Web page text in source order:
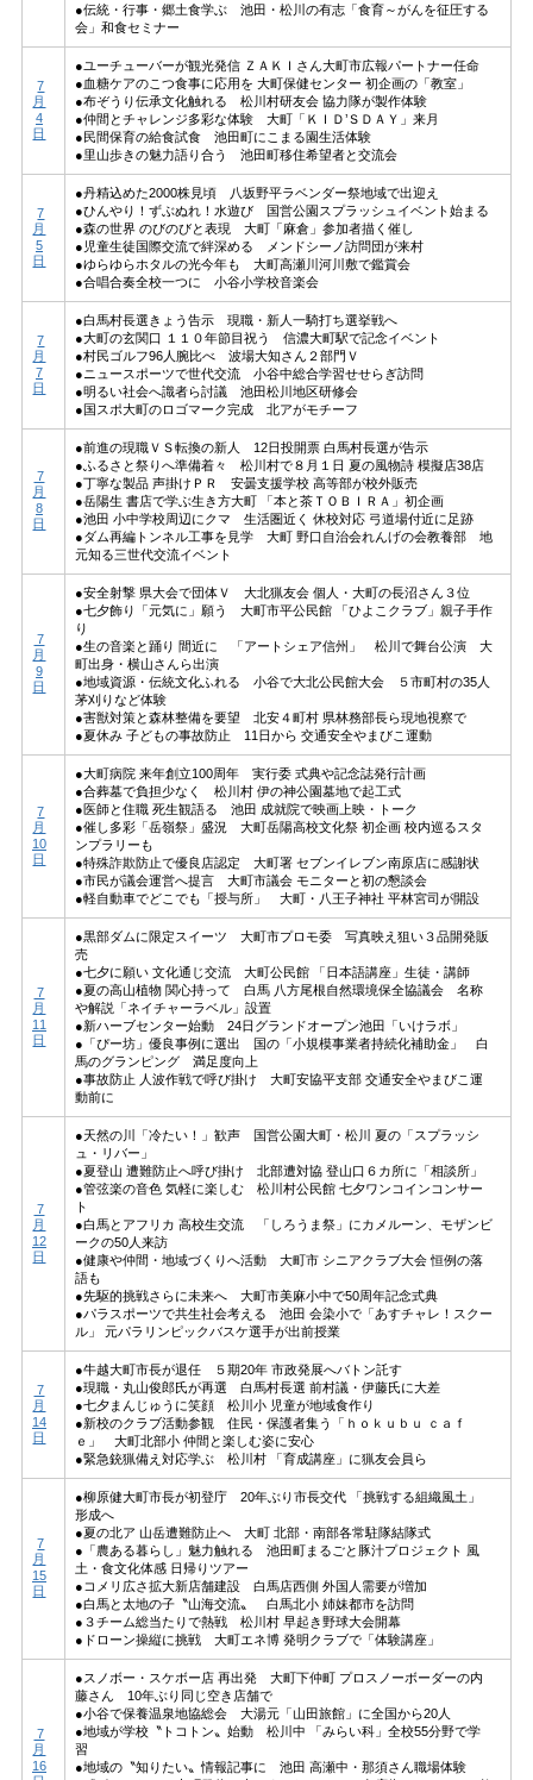
●伝統・行事・郷土食学ぶ 池田・松川の有志「食育～がんを征圧する
会」和食セミナー
7
月
4
日
●ユーチューバーが観光発信 ＺＡＫＩさん大町市広報パートナー任命
●血糖ケアのこつ食事に応用を 大町保健センター 初企画の「教室」
●布ぞうり伝承文化触れる 松川村研友会 協力隊が製作体験
●仲間とチャレンジ多彩な体験 大町「ＫＩＤ’ＳＤＡＹ」来月
●民間保育の給食試食 池田町にこまる園生活体験
●里山歩きの魅力語り合う 池田町移住希望者と交流会
7
月
5
日
●丹精込めた2000株見頃 八坂野平ラベンダー祭地域で出迎え
●ひんやり！ずぶぬれ！水遊び 国営公園スプラッシュイベント始まる
●森の世界 のびのびと表現 大町「麻倉」参加者描く催し
●児童生徒国際交流で絆深める メンドシーノ訪問団が来村
●ゆらゆらホタルの光今年も 大町高瀬川河川敷で鑑賞会
●合唱合奏全校一つに 小谷小学校音楽会
7
月
7
日
●白馬村長選きょう告示 現職・新人一騎打ち選挙戦へ
●大町の玄関口 １１０年節目祝う 信濃大町駅で記念イベント
●村民ゴルフ96人腕比べ 波場大知さん２部門Ｖ
●ニュースポーツで世代交流 小谷中総合学習せせらぎ訪問
●明るい社会へ識者ら討議 池田松川地区研修会
●国スポ大町のロゴマーク完成 北アがモチーフ
7
月
8
日
●前進の現職ＶＳ転換の新人 12日投開票 白馬村長選が告示
●ふるさと祭りへ準備着々 松川村で８月１日 夏の風物詩 模擬店38店
●丁寧な製品 声掛けＰＲ 安曇支援学校 高等部が校外販売
●岳陽生 書店で学ぶ生き方大町 「本と茶ＴＯＢＩＲＡ」初企画
●池田 小中学校周辺にクマ 生活圏近く 休校対応 弓道場付近に足跡
●ダム再編トンネル工事を見学 大町 野口自治会れんげの会教養部 地
元知る三世代交流イベント
7
月
9
日
●安全射撃 県大会で団体Ｖ 大北猟友会 個人・大町の長沼さん３位
●七夕飾り「元気に」願う 大町市平公民館 「ひよこクラブ」親子手作
り
●生の音楽と踊り 間近に 「アートシェア信州」 松川で舞台公演 大
町出身・横山さんら出演
●地域資源・伝統文化ふれる 小谷で大北公民館大会 ５市町村の35人
茅刈りなど体験
●害獣対策と森林整備を要望 北安４町村 県林務部長ら現地視察で
●夏休み 子どもの事故防止 11日から 交通安全やまびこ運動
7
月
10
日
●大町病院 来年創立100周年 実行委 式典や記念誌発行計画
●合葬墓で負担少なく 松川村 伊の神公園墓地で起工式
●医師と住職 死生観語る 池田 成就院で映画上映・トーク
●催し多彩「岳嶺祭」盛況 大町岳陽高校文化祭 初企画 校内巡るスタ
ンプラリーも
●特殊詐欺防止で優良店認定 大町署 セブンイレブン南原店に感謝状
●市民が議会運営へ提言 大町市議会 モニターと初の懇談会
●軽自動車でどこでも「授与所」 大町・八王子神社 平林宮司が開設
7
月
11
日
●黒部ダムに限定スイーツ 大町市プロモ委 写真映え狙い３品開発販
売
●七夕に願い 文化通じ交流 大町公民館 「日本語講座」生徒・講師
●夏の高山植物 関心持って 白馬 八方尾根自然環境保全協議会 名称
や解説「ネイチャーラベル」設置
●新ハーブセンター始動 24日グランドオープン池田「いけラボ」
●「ぴー坊」優良事例に選出 国の「小規模事業者持続化補助金」 白
馬のグランピング 満足度向上
●事故防止 人波作戦で呼び掛け 大町安協平支部 交通安全やまびこ運
動前に
7
月
12
日
●天然の川「冷たい！」歓声 国営公園大町・松川 夏の「スプラッシ
ュ・リバー」
●夏登山 遭難防止へ呼び掛け 北部遭対協 登山口６カ所に「相談所」
●管弦楽の音色 気軽に楽しむ 松川村公民館 七夕ワンコインコンサー
ト
●白馬とアフリカ 高校生交流 「しろうま祭」にカメルーン、モザンビ
ークの50人来訪
●健康や仲間・地域づくりへ活動 大町市 シニアクラブ大会 恒例の落
語も
●先駆的挑戦さらに未来へ 大町市美麻小中で50周年記念式典
●パラスポーツで共生社会考える 池田 会染小で「あすチャレ！スクー
ル」 元パラリンピックバスケ選手が出前授業
7
月
14
日
●牛越大町市長が退任 ５期20年 市政発展へバトン託す
●現職・丸山俊郎氏が再選 白馬村長選 前村議・伊藤氏に大差
●七夕まんじゅうに笑顔 松川小 児童が地域食作り
●新校のクラブ活動参観 住民・保護者集う「ｈｏｋｕｂｕ ｃａｆ
ｅ」 大町北部小 仲間と楽しむ姿に安心
●緊急銃猟備え対応学ぶ 松川村 「育成講座」に猟友会員ら
7
月
15
日
●柳原健大町市長が初登庁 20年ぶり市長交代 「挑戦する組織風土」
形成へ
●夏の北ア 山岳遭難防止へ 大町 北部・南部各常駐隊結隊式
●「農ある暮らし」魅力触れる 池田町まるごと豚汁プロジェクト 風
土・食文化体感 日帰りツアー
●コメリ広さ拡大新店舗建設 白馬店西側 外国人需要が増加
●白馬と太地の子〝山海交流〟 白馬北小 姉妹都市を訪問
●３チーム総当たりで熱戦 松川村 早起き野球大会開幕
●ドローン操縦に挑戦 大町エネ博 発明クラブで「体験講座」
7
月
16
●スノボー・スケボー店 再出発 大町下仲町 プロスノーボーダーの内
藤さん 10年ぶり同じ空き店舗で
●小谷で保養温泉地協総会 大湯元「山田旅館」に全国から20人
●地域が学校〝トコトン〟始動 松川中 「みらい科」全校55分野で学
習
●地域の〝知りたい〟情報記事に 池田 高瀬中・那須さん職場体験